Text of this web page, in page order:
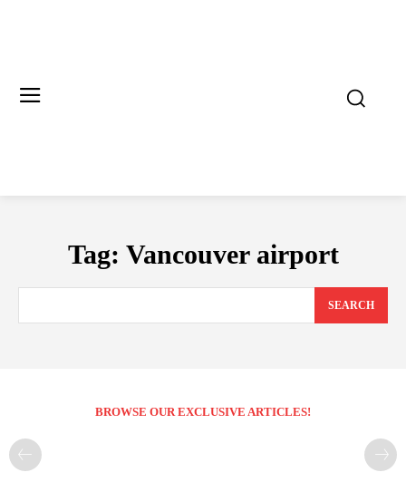
Tag: Vancouver airport
SEARCH
BROWSE OUR EXCLUSIVE ARTICLES!